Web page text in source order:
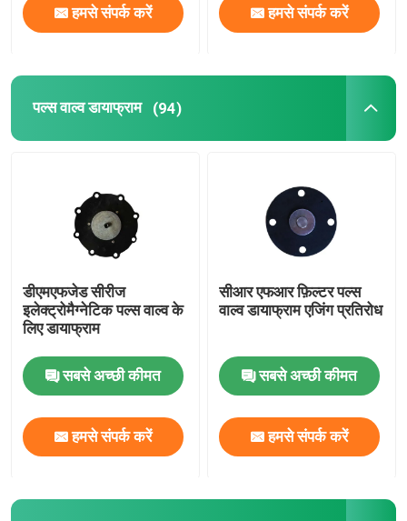
हमसे संपर्क करें हमसे संपर्क करें
पल्स वाल्व डायाफ्राम (94)
डीएमएफजेड सीरीज
इलेक्ट्रोमैग्नेटिक पल्स वाल्व के
लिए डायाफ्राम
सबसे अच्छी कीमत
हमसे संपर्क करें
सीआर एफआर फ़िल्टर पल्स
वाल्व डायाफ्राम एजिंग प्रतिरोध
सबसे अच्छी कीमत
हमसे संपर्क करें